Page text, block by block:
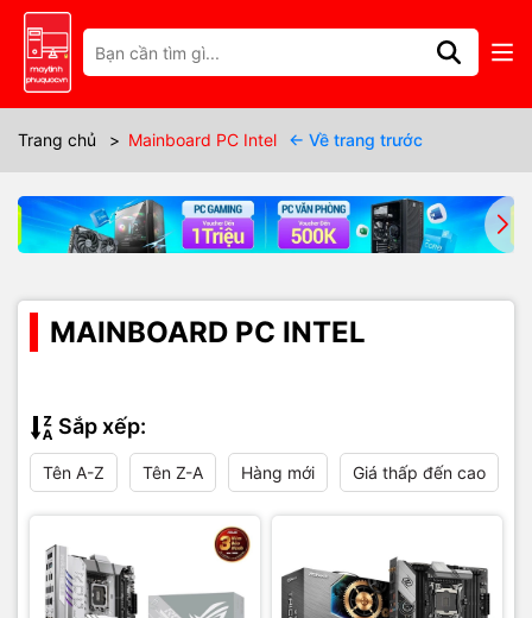
Trang chủ > Mainboard PC Intel ← Về trang trước
MAINBOARD PC INTEL
Sắp xếp:
Tên A-Z Tên Z-A Hàng mới Giá thấp đến cao